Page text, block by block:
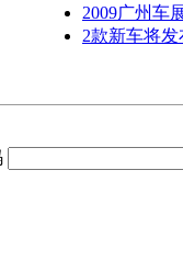
2009广州车
2款新车将